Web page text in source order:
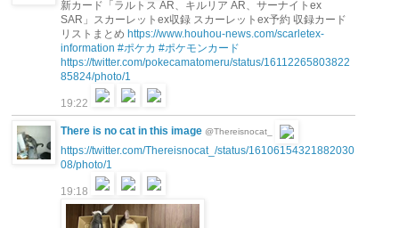
新カード「ラルトス AR、キルリア AR、サーナイトex
SAR」スカーレットex収録 スカーレットex予約 収録カード
リストまとめ https://www.houhou-news.com/scarletex-
information #ポケカ #ポケモンカード
https://twitter.com/pokecamatomeru/status/16112265803822
85824/photo/1
19:22
There is no cat in this image @Thereisnocat_
https://twitter.com/Thereisnocat_/status/16106154321882030
08/photo/1
19:18